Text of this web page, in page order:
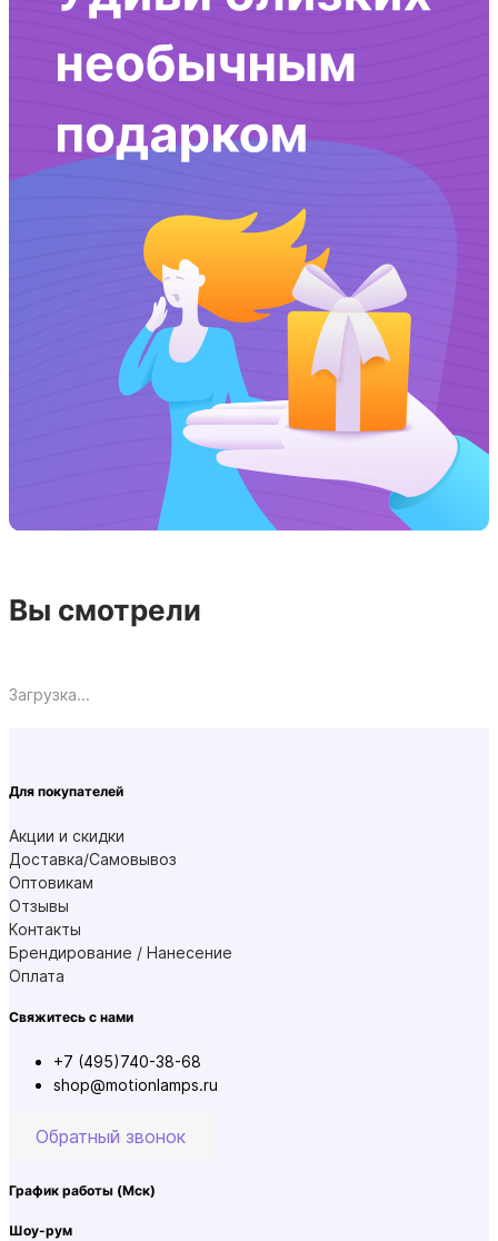
Вы смотрели
Загрузка...
Для покупателей
Акции и скидки
Доставка/Самовывоз
Оптовикам
Отзывы
Контакты
Брендирование / Нанесение
Оплата
Свяжитесь с нами
+7 (495)740-38-68
shop@motionlamps.ru
Обратный звонок
График работы (Мск)
Шоу-рум